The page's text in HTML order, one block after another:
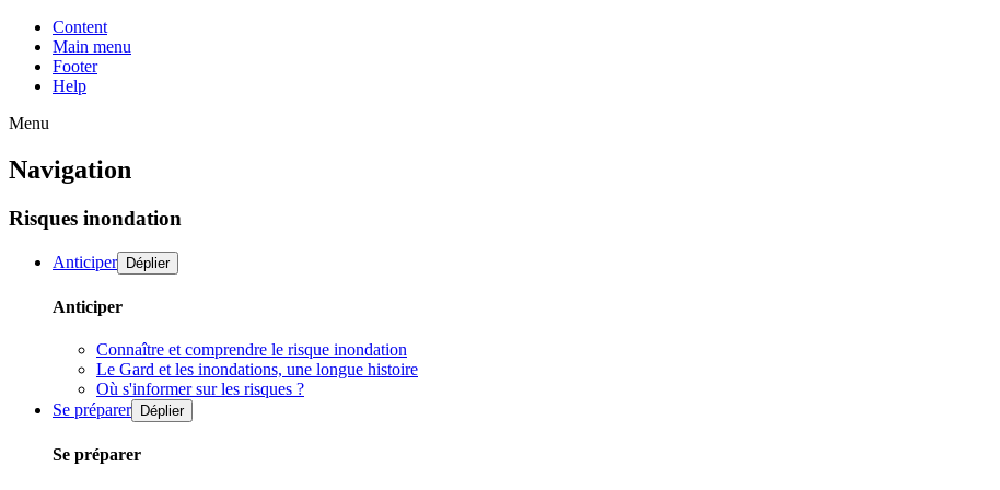
Content
Main menu
Footer
Help
Menu
Navigation
Risques inondation
Anticiper Déplier
Anticiper
Connaître et comprendre le risque inondation
Le Gard et les inondations, une longue histoire
Où s'informer sur les risques ?
Se préparer
Déplier
Se préparer